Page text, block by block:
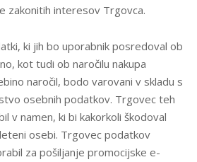
zakonitih interesov Trgovca.
ki jih bo uporabnik posredoval ob
kot tudi ob naročilu nakupa
naročil, bodo varovani v skladu s
osebnih podatkov. Trgovec teh
v namen, ki bi kakorkoli škodoval
osebi. Trgovec podatkov
za pošiljanje promocijske e-